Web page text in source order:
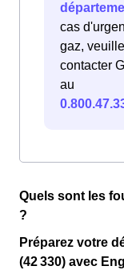
cas
gaz,
contacter
au
Quels sont les
?
Préparez votre
(42 330) avec